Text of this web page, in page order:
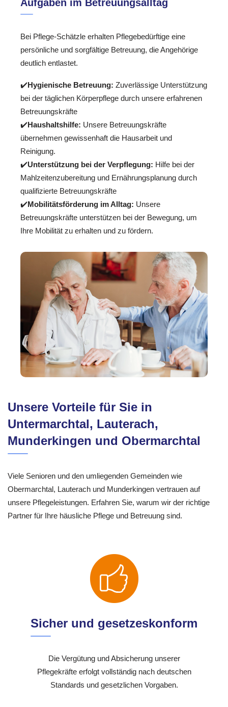
Aufgaben im Betreuungsalltag
Bei Pflege-Schätzle erhalten Pflegebedürftige eine
persönliche und sorgfältige Betreuung, die Angehörige
deutlich entlastet.
✔️Hygienische Betreuung: Zuverlässige Unterstützung
bei der täglichen Körperpflege durch unsere erfahrenen
Betreuungskräfte
✔️Haushaltshilfe: Unsere Betreuungskräfte
übernehmen gewissenhaft die Hausarbeit und
Reinigung.
✔️Unterstützung bei der Verpflegung: Hilfe bei der
Mahlzeitenzubereitung und Ernährungsplanung durch
qualifizierte Betreuungskräfte
✔️Mobilitätsförderung im Alltag: Unsere
Betreuungskräfte unterstützen bei der Bewegung, um
Ihre Mobilität zu erhalten und zu fördern.
Unsere Vorteile für Sie in
Untermarchtal, Lauterach,
Munderkingen und Obermarchtal
Viele Senioren und den umliegenden Gemeinden wie
Obermarchtal, Lauterach und Munderkingen vertrauen auf
unsere Pflegeleistungen. Erfahren Sie, warum wir der richtige
Partner für Ihre häusliche Pflege und Betreuung sind.
Sicher und gesetzeskonform
Die Vergütung und Absicherung unserer
Pflegekräfte erfolgt vollständig nach deutschen
Standards und gesetzlichen Vorgaben.